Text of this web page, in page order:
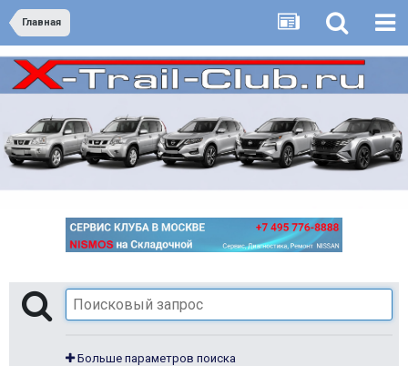
Главная
Больше параметров поиска